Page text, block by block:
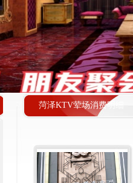
菏泽KTV荤场消费明细